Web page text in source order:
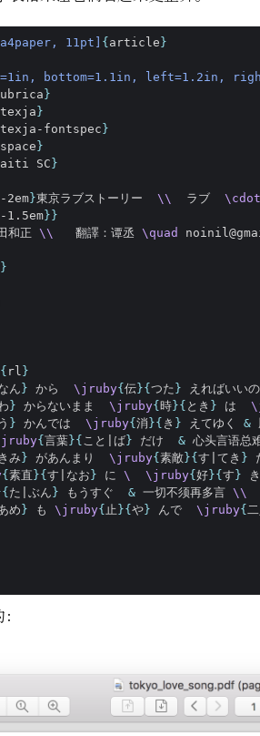
11pt] {article}
bottom=1.1in, left=1.2in,
}
}
fontspec}
}
SC}
-2em}東京ラブストーリー \\
  ラブ
\cdot
-1.5em}}
和正 \\
   翻譯：谭丞
\quad
}
rl }
ん} から \jruby{伝}{つた} えればいい
} からないまま \jruby{時}{ とき } は
う } かんでは \jruby{消}{ き } えてゆく &
{言葉}{ こと|ば} だけ & 心头言语总
きみ} があんまり \jruby{素敵}{す|てき }
{素直}{す|なお} に \ \jruby{好}{す}
た|ぶん} もうすぐ & 一切不须再多言 \\
め} も \jruby{ 止}{や} んで \jruby{